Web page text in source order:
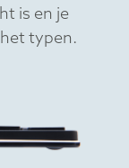
is en je
typen.